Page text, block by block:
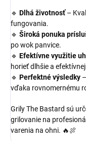
🔹 Dlhá životnosť–
fungovania.
🔹 Široká ponuka
po wok panvice.
🔹 Efektívne využitie
horieť dlhšie a
🔹 Perfektné výsledky
vďaka rovnomernému
Grily The Bastard sú
grilovanie na
varenia na ohni. 🔥🍖